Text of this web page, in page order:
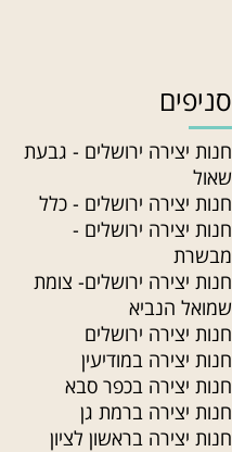
סניפים
חנות יצירה ירושלים - גבעת
שאול
חנות יצירה ירושלים - כלל
חנות יצירה ירושלים -
מבשרת
חנות יצירה ירושלים- צומת
שמואל הנביא
חנות יצירה ירושלים
חנות יצירה במודיעין
חנות יצירה בכפר סבא
חנות יצירה ברמת גן
חנות יצירה בראשון לציון